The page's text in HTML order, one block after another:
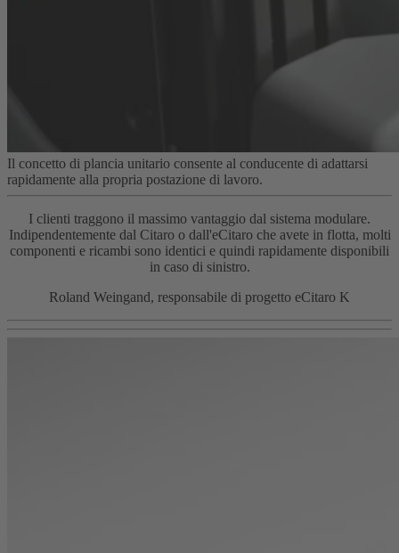
Il concetto di plancia unitario consente al conducente di adattarsi
rapidamente alla propria postazione di lavoro.
I clienti traggono il massimo vantaggio dal sistema modulare.
Indipendentemente dal Citaro o dall'eCitaro che avete in flotta, molti
componenti e ricambi sono identici e quindi rapidamente disponibili
in caso di sinistro.
Roland Weingand, responsabile di progetto eCitaro K